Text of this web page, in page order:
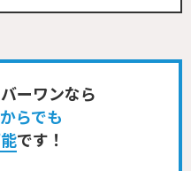
ーワンなら
らでも
です！